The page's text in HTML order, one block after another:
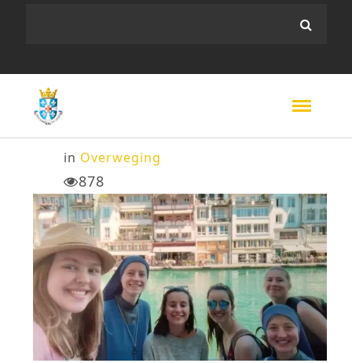
in Overweging
878